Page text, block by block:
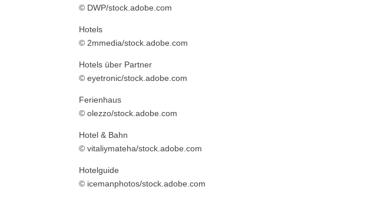
© DWP/stock.adobe.com
Hotels
© 2mmedia/stock.adobe.com
Hotels über Partner
© eyetronic/stock.adobe.com
Ferienhaus
© olezzo/stock.adobe.com
Hotel & Bahn
© vitaliymateha/stock.adobe.com
Hotelguide
© icemanphotos/stock.adobe.com